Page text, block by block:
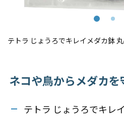
テトラ じょうろでキレイメダカ鉢
ネコや鳥からメダカを
テトラ じょうろでキレ